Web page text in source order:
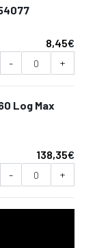
8,45€
- +
Log Max
138,35€
- +